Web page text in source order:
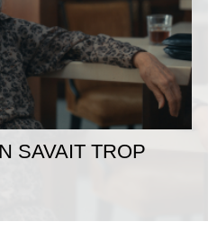
SAVAIT TROP